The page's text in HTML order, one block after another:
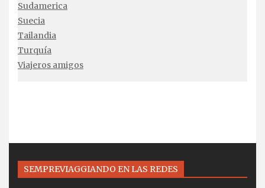
Sudamerica
Suecia
Tailandia
Turquía
Viajeros amigos
SEMPREVIAGGIANDO EN LAS REDES